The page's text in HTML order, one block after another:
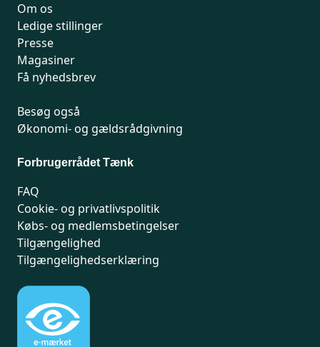
Om os
Ledige stillinger
Presse
Magasiner
Få nyhedsbrev
Besøg også
Økonomi- og gældsrådgivning
Forbrugerrådet Tænk
FAQ
Cookie- og privatlivspolitik
Købs- og medlemsbetingelser
Tilgængelighed
Tilgængelighedserklæring